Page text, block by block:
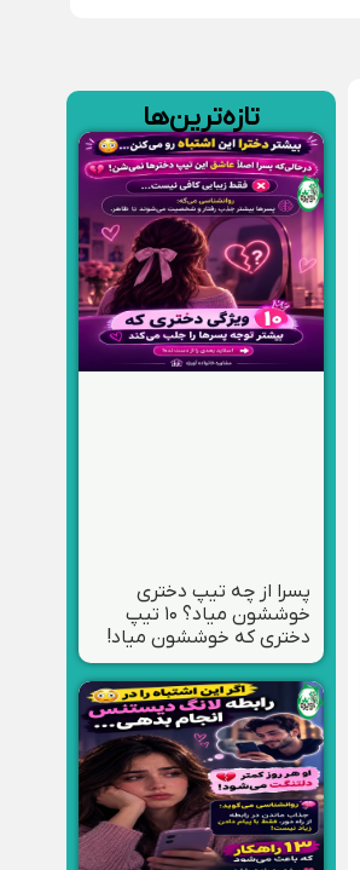
تازه‌ترین‌ها
پسرا از چه تیپ دختری
خوششون میاد؟ ۱۰ تیپ
دختری که خوششون میاد!